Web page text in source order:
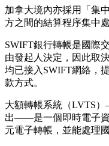
加拿大境內亦採用「集
方之間的結算程序集中
SWIFT銀行轉帳是國際
由發起人決定，因此取
均已接入SWIFT網絡，
款方式。
大額轉帳系統（LVTS
出——是一個即時電子
元電子轉帳，並能處理